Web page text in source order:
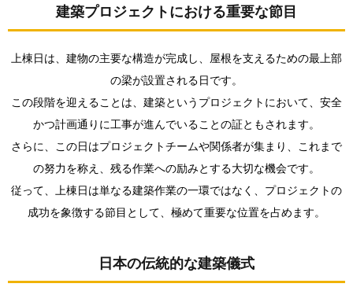
建築プ
ロジェ
クトに
重要な
1.2.
日本の
伝統的
な建築
儀式
2.
日の
建築プロジェクトにおける重要な節目
上棟日は、建物の主要な構造が完成し、屋根を支えるための最上部
の梁が設置される日です。
この段階を迎えることは、建築というプロジェクトにおいて、安全
かつ計画通りに工事が進んでいることの証ともされます。
さらに、この日はプロジェクトチームや関係者が集まり、これまで
の努力を称え、残る作業への励みとする大切な機会です。
従って、上棟日は単なる建築作業の一環ではなく、プロジェクトの
成功を象徴する節目として、極めて重要な位置を占めます。
日本の伝統的な建築儀式